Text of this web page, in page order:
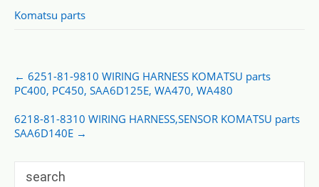
Komatsu parts
Post
navigation
← 6251-81-9810 WIRING HARNESS KOMATSU parts
PC400, PC450, SAA6D125E, WA470, WA480
6218-81-8310 WIRING HARNESS,SENSOR KOMATSU parts
SAA6D140E →
search